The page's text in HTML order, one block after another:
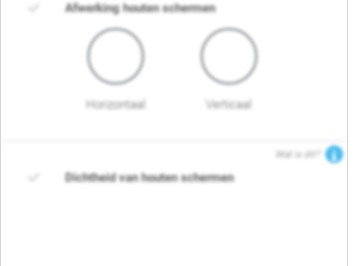
Afwerking houten schermen
Horizontaal Verticaal
Wat is dit?
Dichtheid van houten schermen